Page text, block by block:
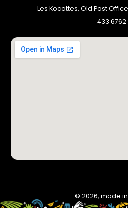
Les Kocottes, Old Post
433 6762
© 2026, made